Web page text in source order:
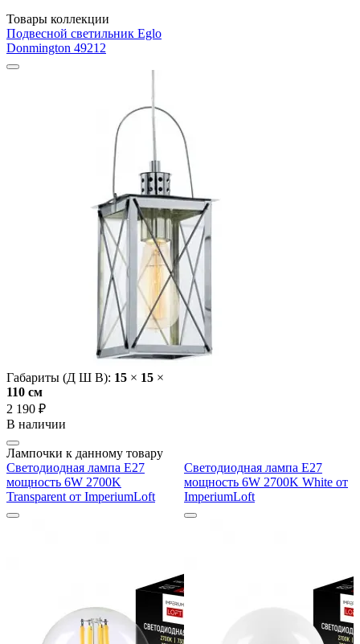
Товары коллекции
Подвесной светильник Eglo
Donmington 49212
Габариты (Д Ш В): 15 × 15 ×
110 cм
2 190 ₽
В наличии
Лампочки к данному товару
Светодиодная лампа E27
мощность 6W 2700K
Transparent от ImperiumLoft
Светодиодная лампа E27
мощность 6W 2700K White от
ImperiumLoft